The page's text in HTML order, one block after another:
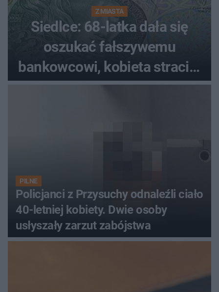
Z MIASTA
Siedlce: 68-latka dała się
oszukać fałszywemu
bankowcowi, kobieta straciła
blisko 40 tys. zł
PILNE
Policjanci z Przysuchy odnaleźli ciało
40-letniej kobiety. Dwie osoby
usłyszały zarzut zabójstwa